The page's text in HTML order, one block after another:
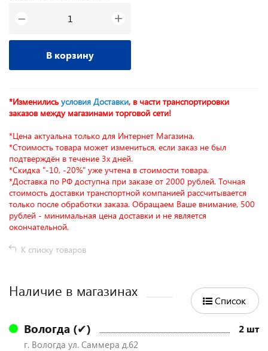
− +
В корзину
*Изменились условия Доставки, в части транспортировки
заказов между магазинами торговой сети!
*Цена актуальна только для Интернет Магазина.
*Стоимость товара может измениться, если заказ не был
подтверждён в течение 3х дней.
*Скидка "-10, -20%" уже учтена в стоимости товара.
*Доставка по РФ доступна при заказе от 2000 рублей. Точная
стоимость доставки транспортной компанией рассчитывается
только после обработки заказа. Обращаем Ваше внимание, 500
рублей - минимальная цена доставки и не является
окончательной.
К списку товаров
Наличие в магазинах
Список
Вологда (✔) 2 шт
г. Вологда ул. Саммера д.62